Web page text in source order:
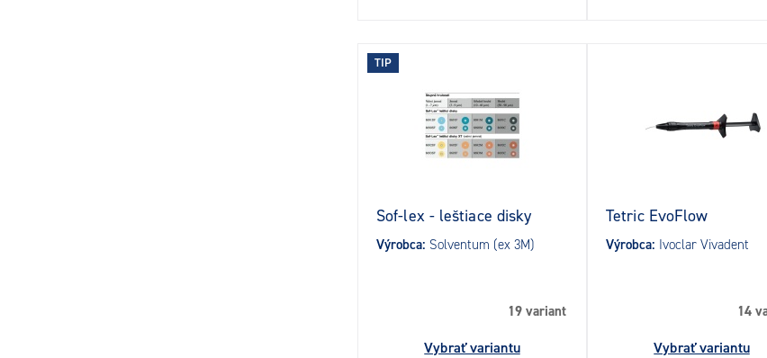
TIP
Sof-lex - leštiace disky
Výrobca: Solventum (ex 3M)
19 variant
Vybrať variantu
Tetric EvoFlow
Výrobca: Ivoclar Vivadent
14
Vybrať variantu